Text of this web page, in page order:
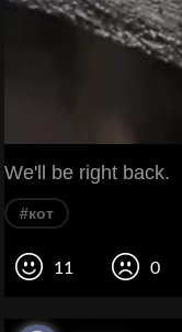
We'll be right back.
#кот
11 0